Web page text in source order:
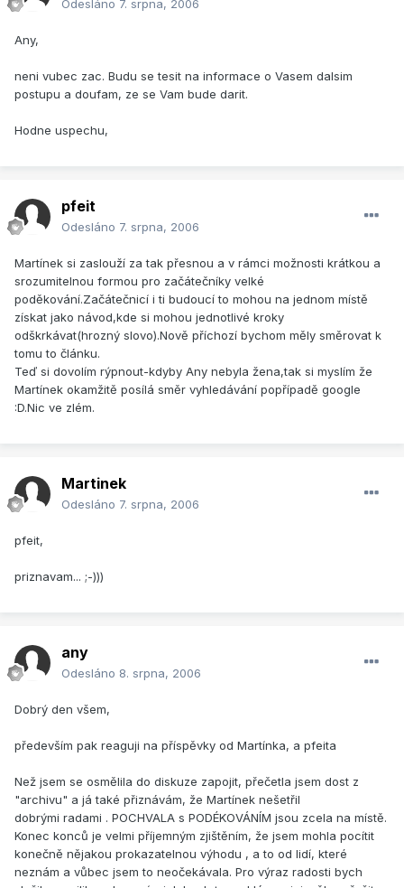
Odesláno 7. srpna, 2006
Any,
neni vubec zac. Budu se tesit na informace o Vasem dalsim
postupu a doufam, ze se Vam bude darit.
Hodne uspechu,
pfeit
Odesláno 7. srpna, 2006
Martínek si zaslouží za tak přesnou a v rámci možnosti krátkou a
srozumitelnou formou pro začátečníky velké
poděkování.Začátečnicí i ti budoucí to mohou na jednom místě
získat jako návod,kde si mohou jednotlivé kroky
odškrkávat(hrozný slovo).Nově příchozí bychom měly směrovat k
tomu to článku.
Teď si dovolím rýpnout-kdyby Any nebyla žena,tak si myslím že
Martínek okamžitě posílá směr vyhledávání popřípadě google
:D.Nic ve zlém.
Martinek
Odesláno 7. srpna, 2006
pfeit,
priznavam... ;-)))
any
Odesláno 8. srpna, 2006
Dobrý den všem,
především pak reaguji na příspěvky od Martínka, a pfeita
Než jsem se osmělila do diskuze zapojit, přečetla jsem dost z
"archivu" a já také přiznávám, že Martínek nešetřil
dobrými radami . POCHVALA s PODÉKOVÁNÍM jsou zcela na místě.
Konec konců je velmi příjemným zjištěním, že jsem mohla pocítit
konečně nějakou prokazatelnou výhodu , a to od lidí, které
neznám a vůbec jsem to neočekávala. Pro výraz radosti bych